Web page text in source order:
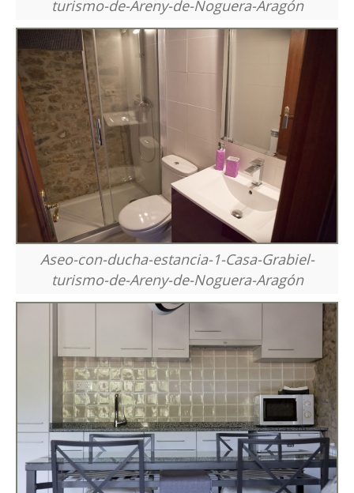
turismo-de-Areny-de-Noguera-Aragón
Aseo-con-ducha-estancia-1-Casa-Grabiel-
turismo-de-Areny-de-Noguera-Aragón